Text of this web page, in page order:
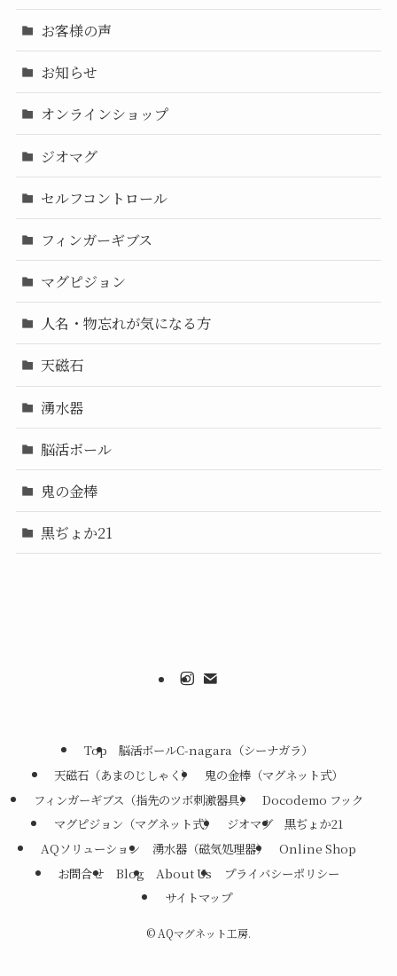
お客様の声
お知らせ
オンラインショップ
ジオマグ
セルフコントロール
フィンガーギブス
マグピジョン
人名・物忘れが気になる方
天磁石
湧水器
脳活ボール
鬼の金棒
黒ぢょか21
Top
脳活ボールC-nagara（シーナガラ）
天磁石（あまのじしゃく）
鬼の金棒（マグネット式）
フィンガーギブス（指先のツボ刺激器具）
Docodemo フック
マグピジョン（マグネット式）
ジオマグ
黒ぢょか21
AQソリューション
湧水器（磁気処理器）
Online Shop
お問合せ
Blog About Us
プライバシーポリシー
サイトマップ
© AQマグネット工房.